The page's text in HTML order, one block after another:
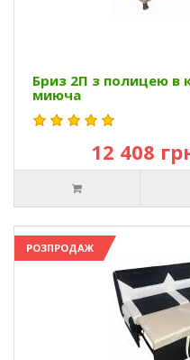
Бриз 2П з полицею в
миюча
12 408
РОЗПРОДАЖ